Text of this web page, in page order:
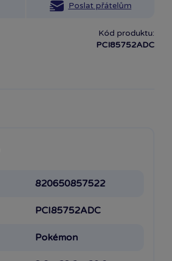
Poslat přátelům
Kód produktu:
PCI85752ADC
820650857522
PCI85752ADC
Pokémon